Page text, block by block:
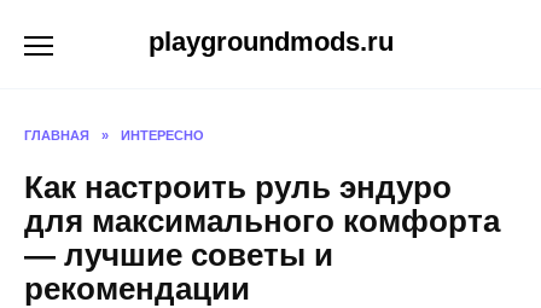
playgroundmods.ru
ГЛАВНАЯ » ИНТЕРЕСНО
Как настроить руль эндуро
для максимального комфорта
— лучшие советы и
рекомендации